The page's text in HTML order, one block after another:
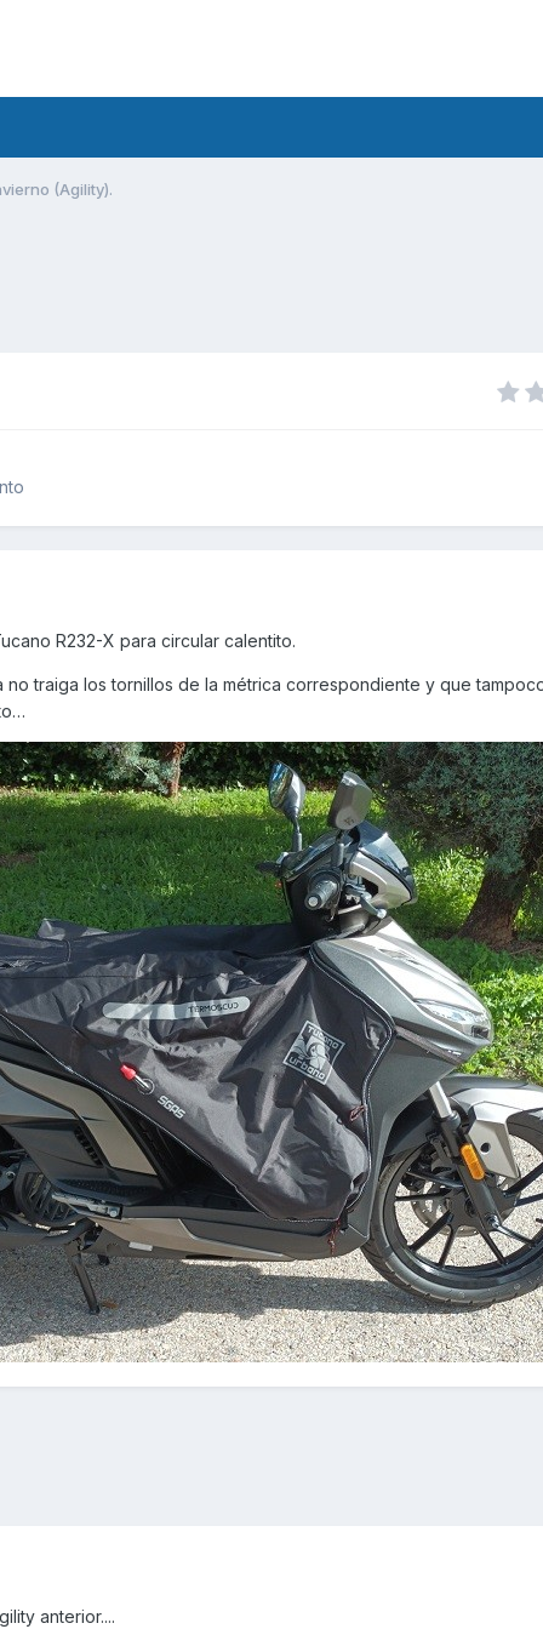
(Agility).
R232-X para circular calentito.
traiga los tornillos de la métrica correspondiente y que
anterior....